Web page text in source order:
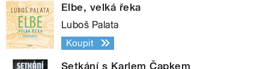
Elbe, velká řeka
Luboš Palata
Koupit
Setkání s Karlem Čapkem